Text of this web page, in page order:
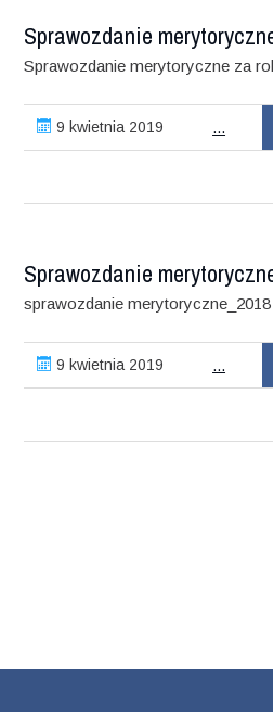
Sprawozdanie
Sprawozdanie merytoryczne za
9 kwietnia 2019 ...
Sprawozdanie
sprawozdanie merytoryczne_2018
9 kwietnia 2019 ...